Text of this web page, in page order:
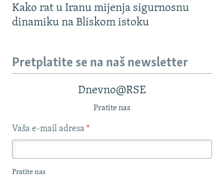
Kako rat u Iranu mijenja sigurnosnu
dinamiku na Bliskom istoku
Pretplatite se na naš newsletter
Dnevno@RSE
Pratite nas
Vaša e-mail adresa *
Pratite nas